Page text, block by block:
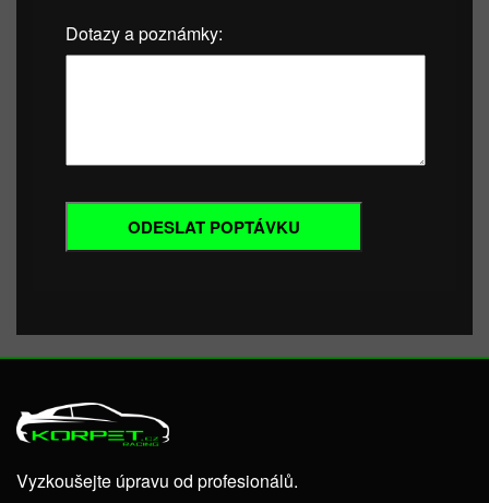
Dotazy a poznámky:
Vyzkoušejte úpravu od profesionálů.